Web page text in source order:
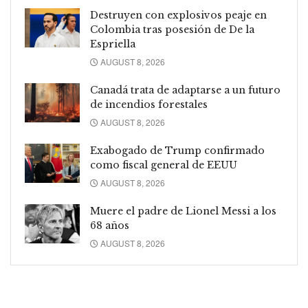
Destruyen con explosivos peaje en
Colombia tras posesión de De la
Espriella
AUGUST 8, 2026
Canadá trata de adaptarse a un futuro
de incendios forestales
AUGUST 8, 2026
Exabogado de Trump confirmado
como fiscal general de EEUU
AUGUST 8, 2026
Muere el padre de Lionel Messi a los
68 años
AUGUST 8, 2026